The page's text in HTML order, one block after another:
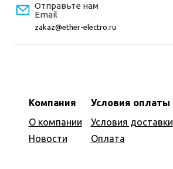
Отправьте нам
Email
zakaz@ether-electro.ru
Компания
О компании
Новости
Условия оплаты
Условия доставки
Оплата